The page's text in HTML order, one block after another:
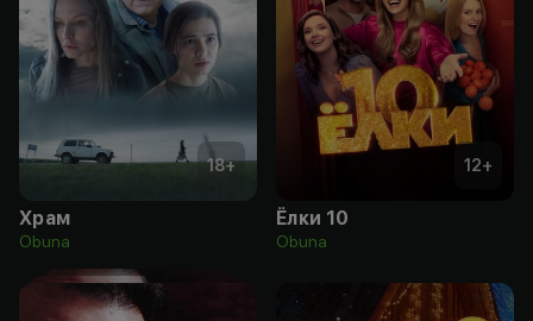
18+
Храм
Obuna
12+
Ёлки 10
Obuna